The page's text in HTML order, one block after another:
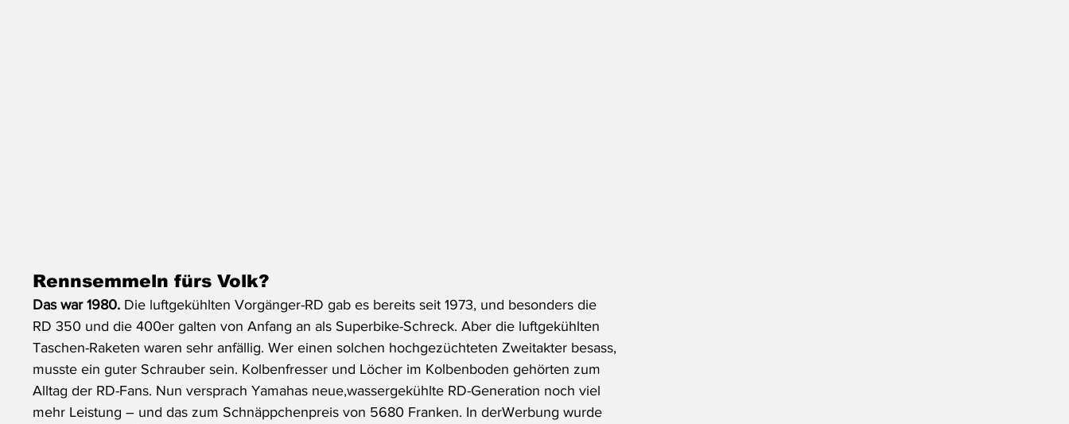
Rennsemmeln fürs Volk?
Das war 1980. Die luftgekühlten Vorgänger-RD gab es bereits seit 1973, und besonders die
RD 350 und die 400er galten von Anfang an als Superbike-Schreck. Aber die luftgekühlten
Taschen-Raketen waren sehr anfällig. Wer einen solchen hochgezüchteten Zweitakter besass,
musste ein guter Schrauber sein. Kolbenfresser und Löcher im Kolbenboden gehörten zum
Alltag der RD-Fans. Nun versprach Yamahas neue,wassergekühlte RD-Generation noch viel
mehr Leistung – und das zum Schnäppchenpreis von 5680 Franken. In derWerbung wurde